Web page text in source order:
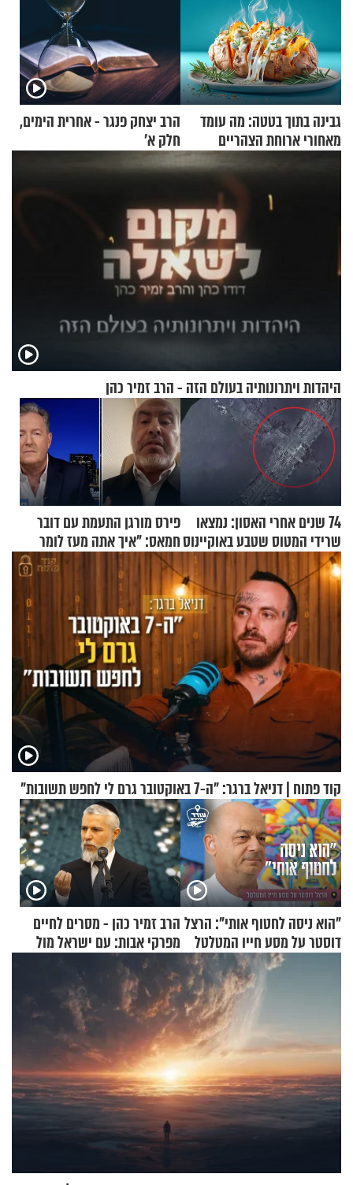
גבינה בתוך בטטה: מה עומד
מאחורי ארוחת הצהריים
הרב יצחק פנגר - אחרית הימים,
חלק א’
היהדות ויתרונותיה בעולם הזה - הרב זמיר כהן
74 שנים אחרי האסון: נמצאו
שרידי המטוס שטבע באוקיינוס
עם עשרות נוסעים
פירס מורגן התעמת עם דובר
חמאס: "איך אתה מעז לומר
שלא ביצעתם פשעי מלחמה?!"
קוד פתוח | דניאל ברגר: "ה-7 באוקטובר גרם לי לחפש תשובות"
"הוא ניסה לחטוף אותי": הרצל
דוסטר על מסע חייו המטלטל
הרב זמיר כהן - מסרים לחיים
מפרקי אבות: עם ישראל מול
אומות העולם